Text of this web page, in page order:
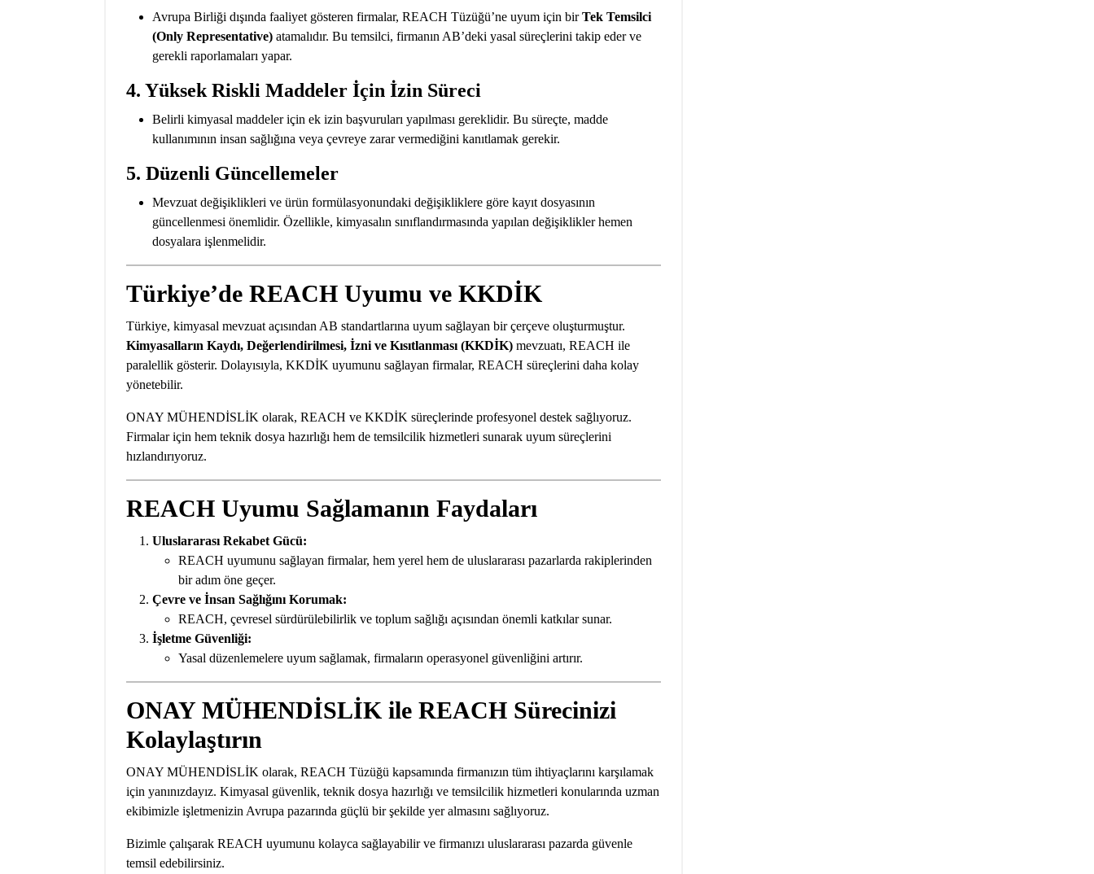
Avrupa Birliği dışında faaliyet gösteren firmalar, REACH Tüzüğü’ne uyum için birTek Temsilci
(Only Representative) atamalıdır. Bu temsilci, firmanın AB’deki yasal süreçlerini takip eder ve
gerekli raporlamaları yapar.
4. Yüksek Riskli Maddeler İçin İzin Süreci
Belirli kimyasal maddeler için ek izin başvuruları yapılması gereklidir. Bu süreçte, madde
kullanımının insan sağlığına veya çevreye zarar vermediğini kanıtlamak gerekir.
5. Düzenli Güncellemeler
Mevzuat değişiklikleri ve ürün formülasyonundaki değişikliklere göre kayıt dosyasının
güncellenmesi önemlidir. Özellikle, kimyasalın sınıflandırmasında yapılan değişiklikler hemen
dosyalara işlenmelidir.
Türkiye’de REACH Uyumu ve KKDİK
Türkiye, kimyasal mevzuat açısından AB standartlarına uyum sağlayan bir çerçeve oluşturmuştur.
Kimyasalların Kaydı, Değerlendirilmesi, İzni ve Kısıtlanması (KKDİK) mevzuatı, REACH ile
paralellik gösterir. Dolayısıyla, KKDİK uyumunu sağlayan firmalar, REACH süreçlerini daha kolay
yönetebilir.
ONAY MÜHENDİSLİK olarak, REACH ve KKDİK süreçlerinde profesyonel destek sağlıyoruz.
Firmalar için hem teknik dosya hazırlığı hem de temsilcilik hizmetleri sunarak uyum süreçlerini
hızlandırıyoruz.
REACH Uyumu Sağlamanın Faydaları
Uluslararası Rekabet Gücü:
REACH uyumunu sağlayan firmalar, hem yerel hem de uluslararası pazarlarda rakiplerinden
bir adım öne geçer.
Çevre ve İnsan Sağlığını Korumak:
REACH, çevresel sürdürülebilirlik ve toplum sağlığı açısından önemli katkılar sunar.
İşletme Güvenliği:
Yasal düzenlemelere uyum sağlamak, firmaların operasyonel güvenliğini artırır.
ONAY MÜHENDİSLİK ile REACH Sürecinizi
Kolaylaştırın
ONAY MÜHENDİSLİK olarak, REACH Tüzüğü kapsamında firmanızın tüm ihtiyaçlarını karşılamak
için yanınızdayız. Kimyasal güvenlik, teknik dosya hazırlığı ve temsilcilik hizmetleri konularında uzman
ekibimizle işletmenizin Avrupa pazarında güçlü bir şekilde yer almasını sağlıyoruz.
Bizimle çalışarak REACH uyumunu kolayca sağlayabilir ve firmanızı uluslararası pazarda güvenle
temsil edebilirsiniz.